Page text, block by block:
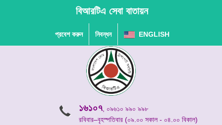
বিআরটিএ সেবা বাতায়ন
প্রবেশ করুন নিবন্ধন ENGLISH
১৬১০৭, ০৯৬১০ ৯৯০ ৯৯৮
রবিবার–বৃহস্পতিবার (০৯.০০ সকাল - ০৪.০০ বিকাল)